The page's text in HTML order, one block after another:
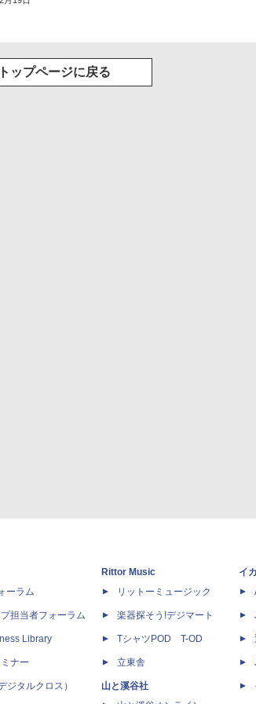
ップページに戻る
ーラム
担当者フォーラム
Library
ナー
ジタルクロス）
Rittor Music
リットーミュージック
楽器探そう!デジマート
TシャツPOD T-OD
立東舎
山と溪谷社
イ